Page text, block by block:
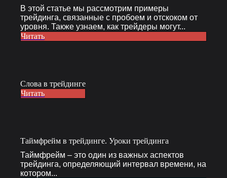
В этой статье мы рассмотрим примеры
трейдинга, связанные с пробоем и отскоком от
уровня. Также узнаем, как трейдеры могут...
Читать
Слова в трейдинге
Читать
Таймфрейм в трейдинге. Уроки трейдинга
Таймфрейм – это один из важных аспектов
трейдинга, определяющий интервал времени, на
котором...